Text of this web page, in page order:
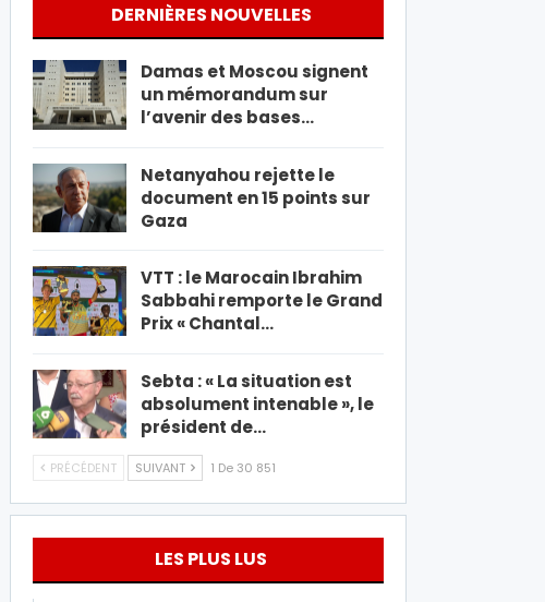
DERNIÈRES NOUVELLES
Damas et Moscou signent
un mémorandum sur
l’avenir des bases…
Netanyahou rejette le
document en 15 points sur
Gaza
VTT : le Marocain Ibrahim
Sabbahi remporte le Grand
Prix « Chantal…
Sebta : « La situation est
absolument intenable », le
président de…
PRÉCÉDENT SUIVANT 1 De 30 851
LES PLUS LUS